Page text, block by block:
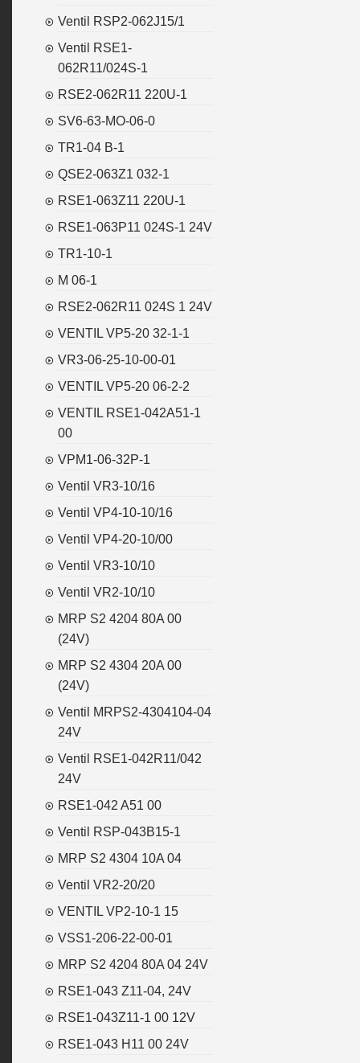
Ventil RSP2-062J15/1
Ventil RSE1-
062R11/024S-1
RSE2-062R11 220U-1
SV6-63-MO-06-0
TR1-04 B-1
QSE2-063Z1 032-1
RSE1-063Z11 220U-1
RSE1-063P11 024S-1 24V
TR1-10-1
M 06-1
RSE2-062R11 024S 1 24V
VENTIL VP5-20 32-1-1
VR3-06-25-10-00-01
VENTIL VP5-20 06-2-2
VENTIL RSE1-042A51-1
00
VPM1-06-32P-1
Ventil VR3-10/16
Ventil VP4-10-10/16
Ventil VP4-20-10/00
Ventil VR3-10/10
Ventil VR2-10/10
MRP S2 4204 80A 00
(24V)
MRP S2 4304 20A 00
(24V)
Ventil MRPS2-4304104-04
24V
Ventil RSE1-042R11/042
24V
RSE1-042 A51 00
Ventil RSP-043B15-1
MRP S2 4304 10A 04
Ventil VR2-20/20
VENTIL VP2-10-1 15
VSS1-206-22-00-01
MRP S2 4204 80A 04 24V
RSE1-043 Z11-04, 24V
RSE1-043Z11-1 00 12V
RSE1-043 H11 00 24V